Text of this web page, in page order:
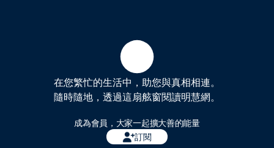
在您繁忙的生活中，助您與真相相連。
隨時隨地，透過這扇舷窗閱讀明慧網。
成為會員，大家一起擴大善的能量
訂閱